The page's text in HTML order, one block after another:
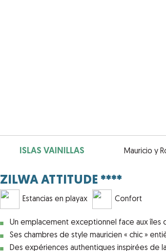
ISLAS VAINILLAS Mauricio y
ZILWA ATTITUDE ****
Estancias en playax Confort
Un emplacement exceptionnel face aux îles
Ses chambres de style mauricien « chic » entièrement
Des expériences authentiques inspirées de la tradition